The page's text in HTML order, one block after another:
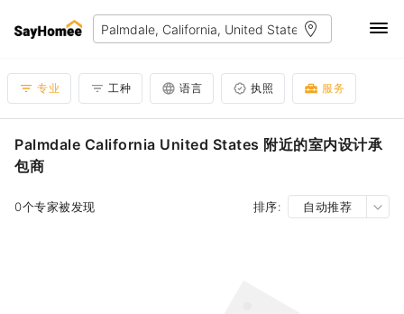
专业 工种 语言 执照 服务
Palmdale California United States 附近的室内设计承
包商
0个专家被发现 排序: 自动推荐